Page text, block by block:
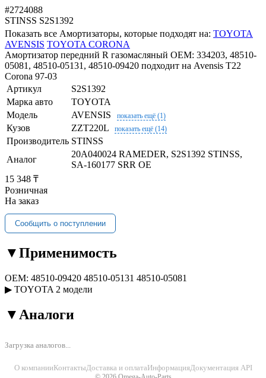
#2724088
STINSS S2S1392
Показать все Амортизаторы, которые подходят на: TOYOTA
AVENSIS TOYOTA CORONA
Амортизатор передний R газомасляный OEM: 334203, 48510-
05081, 48510-05131, 48510-09420 подходит на Avensis T22
Corona 97-03
Артикул
S2S1392
Марка авто
TOYOTA
Модель
AVENSIS показать ещё (1)
Кузов ZZT220L показать ещё (14)
Производитель STINSS
Аналог
20A040024 RAMEDER, S2S1392 STINSS,
SA-160177 SRR OE
15 348 ₸
Розничная
На заказ
Сообщить о поступлении
▼Применимость
OEM: 48510-09420 48510-05131 48510-05081
▶ TOYOTA 2 модели
▼ Аналоги
Загрузка аналогов...
О компанииКонтактыДоставка и оплатаИнформацияДокументация API